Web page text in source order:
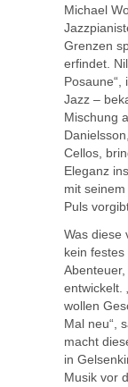
Michael
Grenzen
erfindet.
Jazz –
Mischung
Cellos,
Eleganz
mit
Puls
Was diese
kein
entwickelt.
wollen
Mal neu“,
macht
in
Musik vor